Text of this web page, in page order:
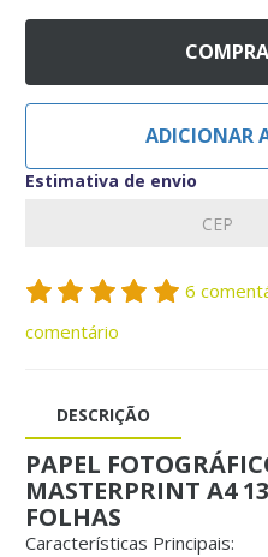
ADICIONAR
Estimativa de envio
6
comentário
DESCRIÇÃO
PAPEL
MASTERPRINT A4
FOLHAS
Características Principais: